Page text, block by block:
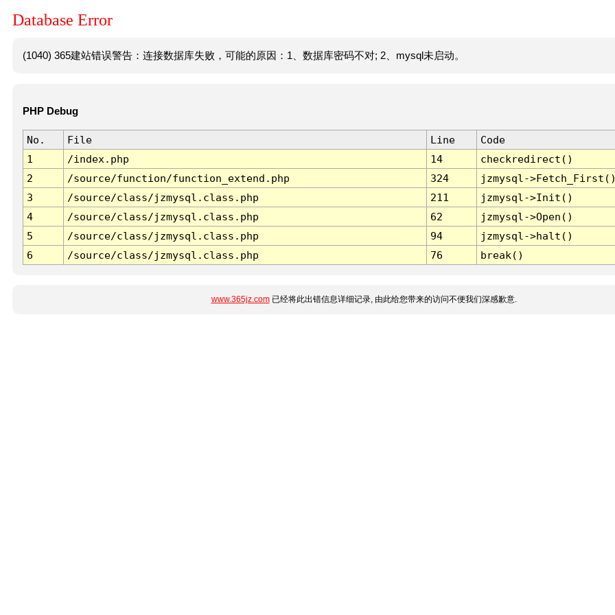
Database Error
(1040) 365建站错误警告：连接数据库失败，可能的原因：1、数据库密码不对; 2、mysql未启动。
PHP Debug
No. File Line
Code
1
/index.php 14
checkredirect()
2
/source/function/function_extend.php 324
jzmysql-
3
/source/class/jzmysql.class.php 211
jzmysql->Init()
4
/source/class/jzmysql.class.php 62
jzmysql->Open()
5
/source/class/jzmysql.class.php 94
jzmysql->halt()
6
/source/class/jzmysql.class.php 76 break()
www.365jz.com已经将此出错信息详细记录, 由此给您带来的访问不便我们深感歉意.